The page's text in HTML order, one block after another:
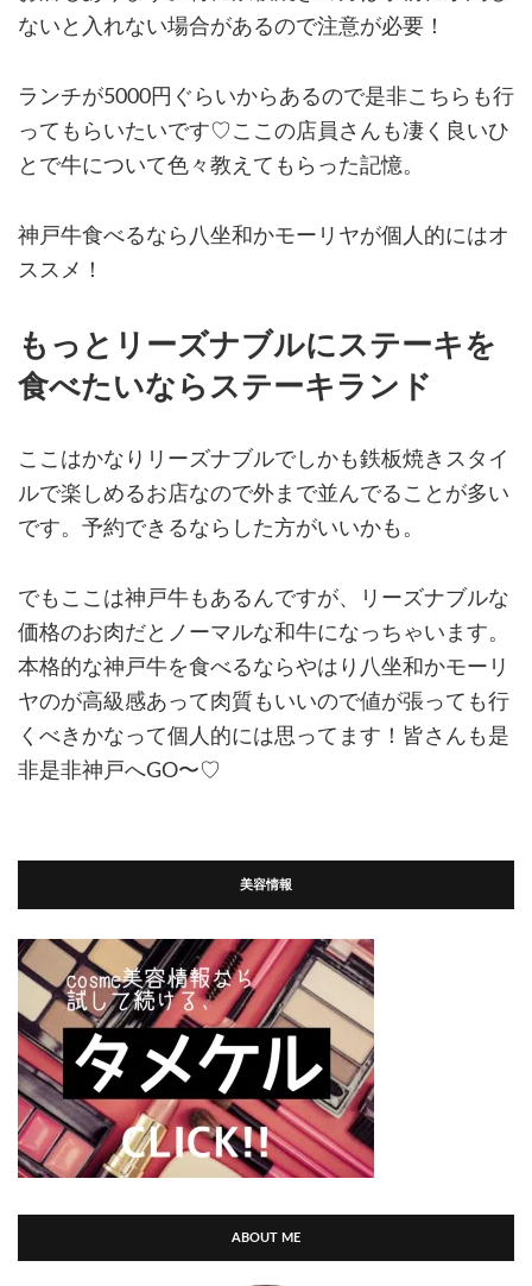
ないと入れない場合があるので注意が必要！
ランチが5000円ぐらいからあるので是非こちらも行
ってもらいたいです♡ここの店員さんも凄く良いひ
とで牛について色々教えてもらった記憶。
神戸牛食べるなら八坐和かモーリヤが個人的にはオ
ススメ！
もっとリーズナブルにステーキを
食べたいならステーキランド
ここはかなりリーズナブルでしかも鉄板焼きスタイ
ルで楽しめるお店なので外まで並んでることが多い
です。予約できるならした方がいいかも。
でもここは神戸牛もあるんですが、リーズナブルな
価格のお肉だとノーマルな和牛になっちゃいます。
本格的な神戸牛を食べるならやはり八坐和かモーリ
ヤのが高級感あって肉質もいいので値が張っても行
くべきかなって個人的には思ってます！皆さんも是
非是非神戸へGO〜♡
美容情報
ABOUT ME